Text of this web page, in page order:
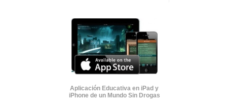
Aplicación Educativa en iPad y
iPhone de un Mundo Sin Drogas